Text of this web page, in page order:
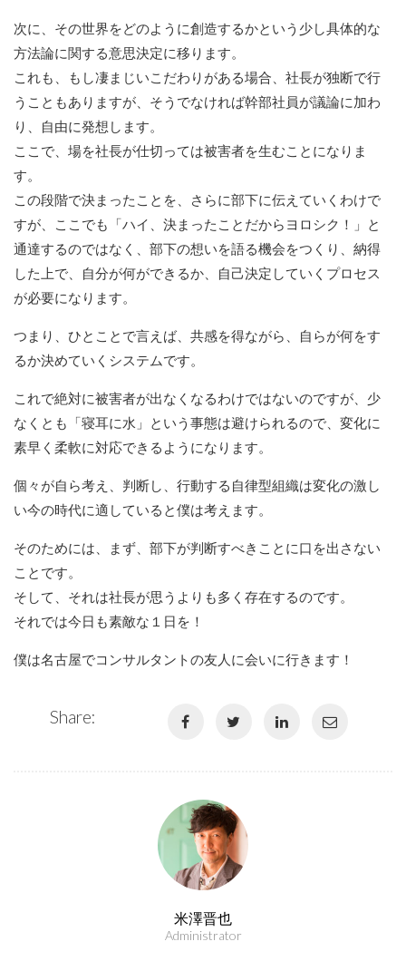
次に、その世界をどのように創造するかという少し具体的な
方法論に関する意思決定に移ります。
これも、もし凄まじいこだわりがある場合、社長が独断で行
うこともありますが、そうでなければ幹部社員が議論に加わ
り、自由に発想します。
ここで、場を社長が仕切っては被害者を生むことになりま
す。
この段階で決まったことを、さらに部下に伝えていくわけで
すが、ここでも「ハイ、決まったことだからヨロシク！」と
通達するのではなく、部下の想いを語る機会をつくり、納得
した上で、自分が何ができるか、自己決定していくプロセス
が必要になります。
つまり、ひとことで言えば、共感を得ながら、自らが何をす
るか決めていくシステムです。
これで絶対に被害者が出なくなるわけではないのですが、少
なくとも「寝耳に水」という事態は避けられるので、変化に
素早く柔軟に対応できるようになります。
個々が自ら考え、判断し、行動する自律型組織は変化の激し
い今の時代に適していると僕は考えます。
そのためには、まず、部下が判断すべきことに口を出さない
ことです。
そして、それは社長が思うよりも多く存在するのです。
それでは今日も素敵な１日を！
僕は名古屋でコンサルタントの友人に会いに行きます！
Share:
米澤晋也
Administrator